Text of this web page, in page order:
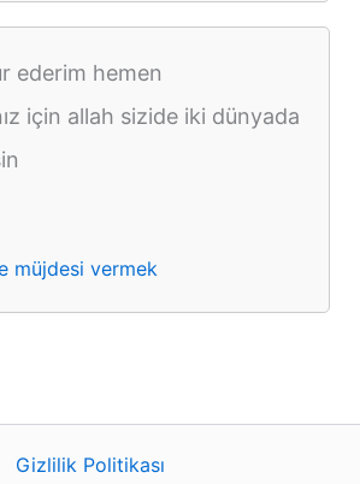
ederim hemen
için allah sizide iki dünyada
müjdesi vermek
Gizlilik Politikası